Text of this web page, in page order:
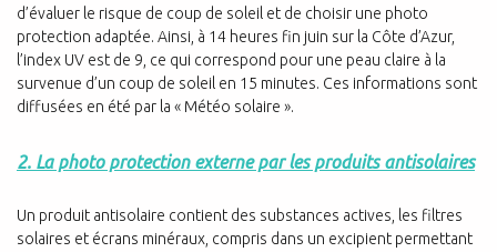
d’évaluer le risque de coup de soleil et de choisir une photo
protection adaptée. Ainsi, à 14 heures fin juin sur la Côte d’Azur,
l’index UV est de 9, ce qui correspond pour une peau claire à la
survenue d’un coup de soleil en 15 minutes. Ces informations sont
diffusées en été par la « Météo solaire ».
2. La photo protection externe par les produits antisolaires
Un produit antisolaire contient des substances actives, les filtres
solaires et écrans minéraux, compris dans un excipient permettant